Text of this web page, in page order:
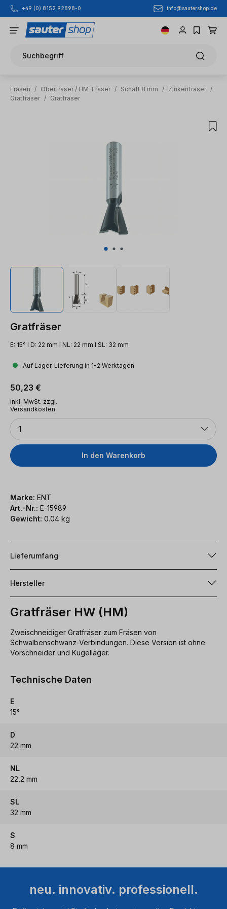
Zum Hauptinhalt springen
+49 (0) 8152 92898-0 info@sautershop.de
Suchbegriff
Fräsen / Oberfräser / HM-Fräser / Schaft 8 mm / Zinkenfräser /
Gratfräser / Gratfräser
Gratfräser
E: 15° l D: 22 mm l NL: 22 mm l SL: 32 mm
Auf Lager, Lieferung in 1-2 Werktagen
Regulärer Preis:
50,23 €
inkl. MwSt. zzgl.
Versandkosten
Anzahl
1
In den Warenkorb
Marke: ENT
Art.-Nr.: E-15989
Gewicht: 0.04 kg
Lieferumfang
Hersteller
Gratfräser HW (HM)
Zweischneidiger Gratfräser zum Fräsen von
Schwalbenschwanz-Verbindungen. Diese Version ist ohne
Vorschneider und Kugellager.
Technische Daten
E
15°
D
22 mm
NL
22,2 mm
SL
32 mm
S
8 mm
neu. innovativ. professionell.